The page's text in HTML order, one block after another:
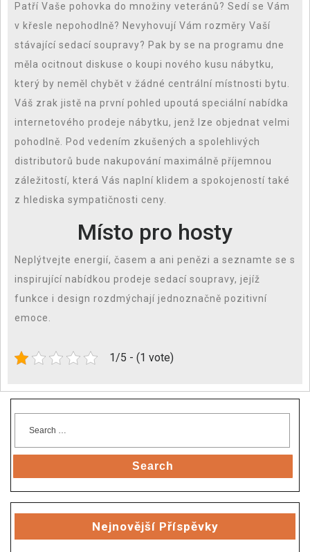
Patří Vaše pohovka do množiny veteránů? Sedí se Vám
v křesle nepohodlně? Nevyhovují Vám rozměry Vaší
stávající sedací soupravy? Pak by se na programu dne
měla ocitnout diskuse o koupi nového kusu nábytku,
který by neměl chybět v žádné centrální místnosti bytu.
Váš zrak jistě na první pohled upoutá speciální nabídka
internetového prodeje nábytku, jenž lze objednat velmi
pohodlně. Pod vedením zkušených a spolehlivých
distributorů bude nakupování maximálně příjemnou
záležitostí, která Vás naplní klidem a spokojeností také
z hlediska sympatičnosti ceny.
Místo pro hosty
Neplýtvejte energií, časem a ani penězi a seznamte se s
inspirující nabídkou prodeje sedací soupravy, jejíž
funkce i design rozdmýchají jednoznačně pozitivní
emoce.
1/5 - (1 vote)
Search
Nejnovější Příspěvky